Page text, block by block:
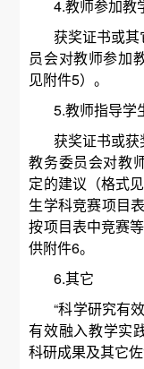
4.教师参加教
获奖证书或
员会对教师参加
见附件5）。
5.教师指导学
获奖证书或获
教务委员会对教
定的建议（格式
生学科竞赛项目
按项目表中竞赛
供附件6。
6.其它
“科学研究有
有效融入教学实
科研成果及其它佐